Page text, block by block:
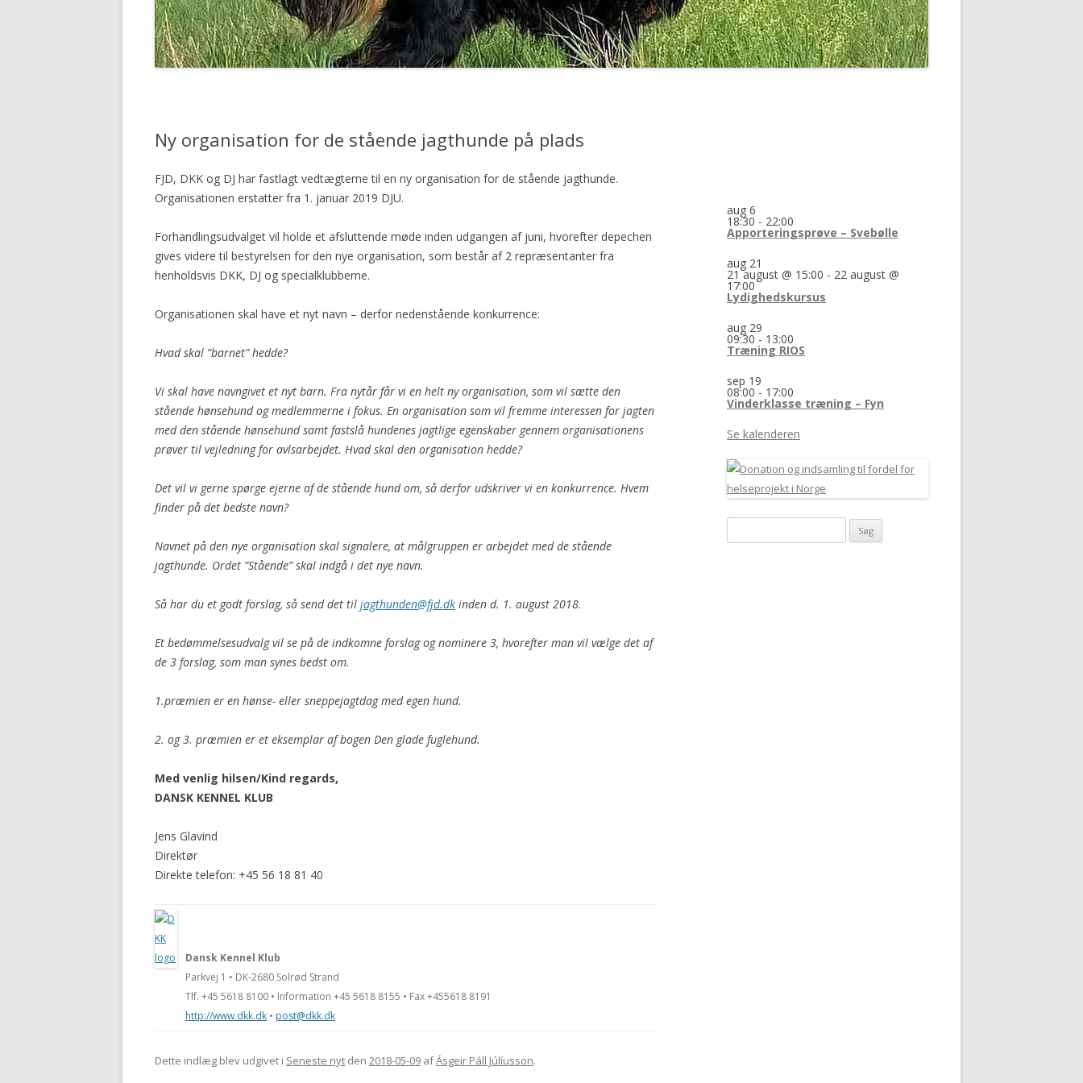
GORDON SETTERENS
OPRINDELSE
DGSK’S OG DKK’S
ÆRESMEDLEMMER
MÆRKEDAGE
KONTOINFORMATIONER OG
REFERATER FRA
REFERATER FRA
Ny organisation for de stående jagthunde på plads
FJD, DKK og DJ har fastlagt vedtægterne til en ny organisation for de stående jagthunde.
Organisationen erstatter fra 1. januar 2019 DJU.
Forhandlingsudvalget vil holde et afsluttende møde inden udgangen af juni, hvorefter depechen
gives videre til bestyrelsen for den nye organisation, som består af 2 repræsentanter fra
henholdsvis DKK, DJ og specialklubberne.
Organisationen skal have et nyt navn – derfor nedenstående konkurrence:
Hvad skal ”barnet” hedde?
Vi skal have navngivet et nyt barn. Fra nytår får vi en helt ny organisation, som vil sætte den
stående hønsehund og medlemmerne i fokus. En organisation som vil fremme interessen for jagten
med den stående hønsehund samt fastslå hundenes jagtlige egenskaber gennem organisationens
prøver til vejledning for avlsarbejdet. Hvad skal den organisation hedde?
Det vil vi gerne spørge ejerne af de stående hund om, så derfor udskriver vi en konkurrence. Hvem
finder på det bedste navn?
Navnet på den nye organisation skal signalere, at målgruppen er arbejdet med de stående
jagthunde. Ordet ”Stående” skal indgå i det nye navn.
Så har du et godt forslag, så send det til jagthunden@fjd.dk inden d. 1. august 2018.
Et bedømmelsesudvalg vil se på de indkomne forslag og nominere 3, hvorefter man vil vælge det af
de 3 forslag, som man synes bedst om.
1.præmien er en hønse- eller sneppejagtdag med egen hund.
2. og 3. præmien er et eksemplar af bogen Den glade fuglehund.
Med venlig hilsen/Kind regards,
DANSK KENNEL KLUB
Jens Glavind
Direktør
Direkte telefon: +45 56 18 81 40
Dansk Kennel Klub
Parkvej 1 • DK-2680 Solrød Strand
Tlf. +45 5618 8100 • Information +45 5618 8155 • Fax +455618 8191
http://www.dkk.dk • post@dkk.dk
Dette indlæg blev udgivet i Seneste nyt den 2018-05-09 afÁsgeir Páll Júlíusson.
aug 6
18:30 - 22:00
Apporteringsprøve – Svebølle
aug 21
21 august @ 15:00 - 22 august @
17:00
Lydighedskursus
aug 29
09:30 - 13:00
Træning RIOS
sep 19
08:00 - 17:00
Vinderklasse træning – Fyn
Se kalenderen
efter: